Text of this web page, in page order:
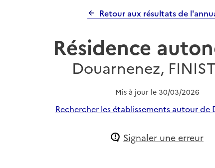
Retour aux résultats de
Résidence
Douarnenez,
Mis à jour le 30/03/2026
Rechercher les établissements autour de
Signaler une erreur